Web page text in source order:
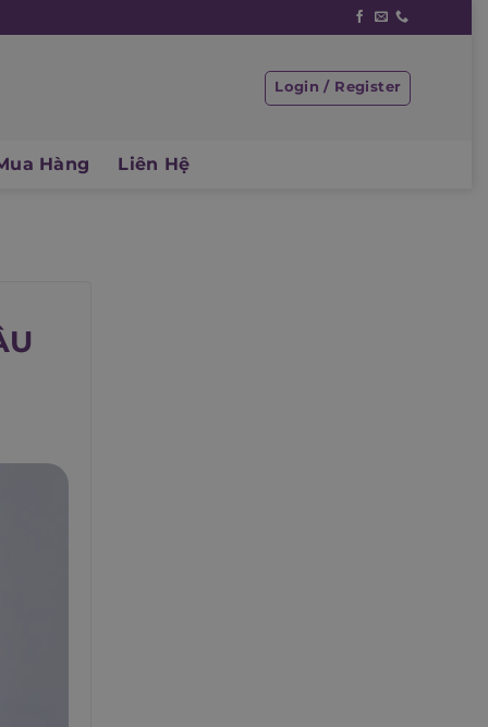
Login / Register
Hàng Liên Hệ